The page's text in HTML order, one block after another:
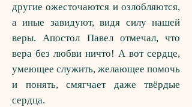
другие ожесточаются и озлобляются,
а иные завидуют, видя силу нашей
веры. Апостол Павел отмечал, что
вера без любви ничто! А вот сердце,
умеющее служить, желающее помочь
и понять, смягчает даже твёрдые
сердца.